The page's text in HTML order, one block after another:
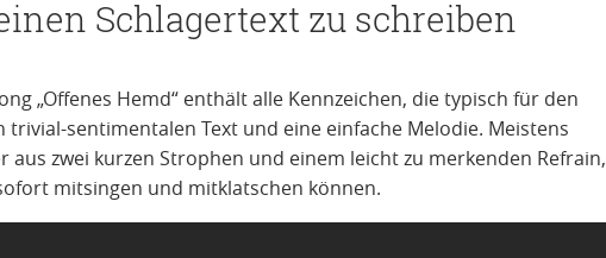
Schlagertext zu schreiben
„Offenes Hemd“ enthält alle Kennzeichen, die typisch für den
trivial-sentimentalen Text und eine einfache Melodie. Meistens
aus zwei kurzen Strophen und einem leicht zu merkenden Refrain,
mitsingen und mitklatschen können.